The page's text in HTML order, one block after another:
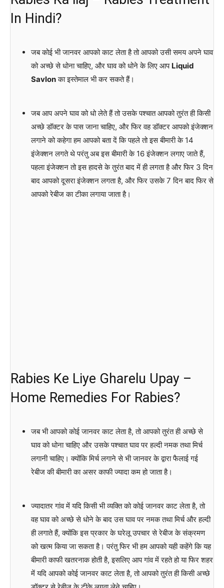
In Hindi?
जब कोई भी जानवर आपको काट लेता है तो आपको उसी समय अपने घाव
को अच्छे से धोना चाहिए, और घाव को धोने के लिए आप Liquid
Savlonका इस्तेमाल भी कर सकते हैं।
जब आप अपने घाव को धो लेते हैं तो उसके पश्चात आपको तुरंत ही किसी
अच्छे डॉक्टर के पास जाना चाहिए, और फिर वह डॉक्टर आपको इंजेक्शन
लगाने को कहेगा हम आपको बता दें कि पहले तो इस बीमारी के 14
इंजेक्शन लगते थे परंतु अब इस बीमारी के 16 इंजेक्शन लगाए जाते हैं,
पहला इंजेक्शन तो इस हादसे के तुरंत बाद में ही लगता है और फिर 3 दिन
बाद आपको दूसरा इंजेक्शन लगता है, और फिर उसके 7 दिन बाद फिर से
आपको रेबीज का टीका लगाया जाता है।
Rabies Ke Liye Gharelu Upay –
Home Remedies For Rabies?
जब भी आपको कोई जानवर काट लेता है, तो आपको तुरंत ही अच्छे से
घाव को धोना चाहिए और उसके पश्चात घाव पर हल्दी नमक तथा मिर्च
लगानी चाहिए। क्योंकि मिर्च लगाने से भी जानवर के द्वारा फैलाई गई
रेबीज की बीमारी का असर काफी ज्यादा कम हो जाता है।
ज्यादातर गांव में यदि किसी भी व्यक्ति को कोई जानवर काट लेता है, तो
वह घाव को अच्छे से धोने के बाद उस घाव पर नमक तथा मिर्च और हल्दी
ही लगाते हैं, क्योंकि इस प्रकार के घरेलू उपचार से रेबीज के संक्रमण
को खत्म किया जा सकता है। परंतु फिर भी हम आपको यही कहेंगे कि यह
बीमारी काफी खतरनाक होती है, इसलिए आप गांव में रहते हो या फिर शहर
में यदि आपको कोई जानवर काट लेता है, तो आपको तुरंत ही किसी अच्छे